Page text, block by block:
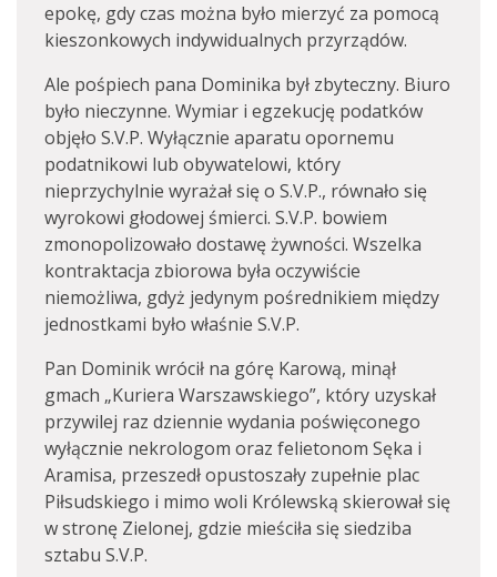
epokę, gdy czas można było mierzyć za pomocą
kieszonkowych indywidualnych przyrządów.
Ale pośpiech pana Dominika był zbyteczny. Biuro
było nieczynne. Wymiar i egzekucję podatków
objęło S.V.P. Wyłącznie aparatu opornemu
podatnikowi lub obywatelowi, który
nieprzychylnie wyrażał się o S.V.P., równało się
wyrokowi głodowej śmierci. S.V.P. bowiem
zmonopolizowało dostawę żywności. Wszelka
kontraktacja zbiorowa była oczywiście
niemożliwa, gdyż jedynym pośrednikiem między
jednostkami było właśnie S.V.P.
Pan Dominik wrócił na górę Karową, minął
gmach „Kuriera Warszawskiego”, który uzyskał
przywilej raz dziennie wydania poświęconego
wyłącznie nekrologom oraz felietonom Sęka i
Aramisa, przeszedł opustoszały zupełnie plac
Piłsudskiego i mimo woli Królewską skierował się
w stronę Zielonej, gdzie mieściła się siedziba
sztabu S.V.P.